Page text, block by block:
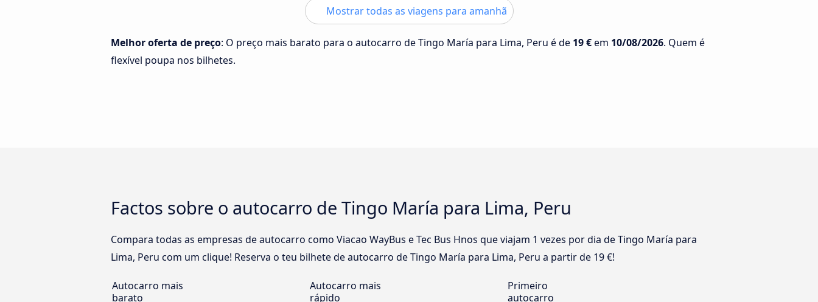
Mostrar todas as viagens para amanhã
Melhor oferta de preço: O preço mais barato para o autocarro de Tingo María para Lima, Peru é de 19 €em 10/08/2026. Quem é
flexível poupa nos bilhetes.
Factos sobre o autocarro de Tingo María para Lima, Peru
Compara todas as empresas de autocarro como Viacao WayBus e Tec Bus Hnos que viajam 1 vezes por dia de Tingo María para
Lima, Peru com um clique! Reserva o teu bilhete de autocarro de Tingo María para Lima, Peru a partir de 19 €!
Autocarro mais
barato
Autocarro mais
rápido
Primeiro
autocarro